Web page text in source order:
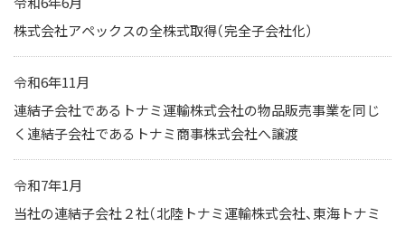
株式会社アペックスの全株式取得（完全子会社化）
令和6年11月
連結子会社であるトナミ運輸株式会社の物品販売事業を同じ
く連結子会社であるトナミ商事株式会社へ譲渡
令和7年1月
当社の連結子会社２社（北陸トナミ運輸株式会社、東海トナミ